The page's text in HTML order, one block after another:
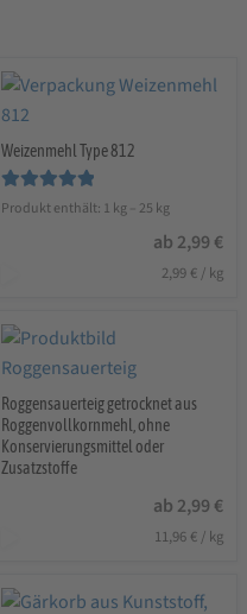
Weizenmehl Type 812
Bewertet mit
Produkt enthält: 1 kg– 25 kg
ab 2,99 €
2,99 €/ kg
Roggensauerteig getrocknet aus
Roggenvollkornmehl, ohne
Konservierungsmittel oder
Zusatzstoffe
ab 2,99 €
11,96 €/ kg